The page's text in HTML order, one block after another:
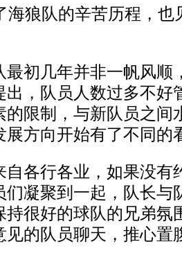
狼队的辛苦历程，也
初几年并非一帆风顺
出，队员人数过多不好
的限制，与新队员之间
展方向开始有了不同的
各行各业，如果没有
们凝聚到一起，队长与
持很好的球队的兄弟氛
见的队员聊天，推心置